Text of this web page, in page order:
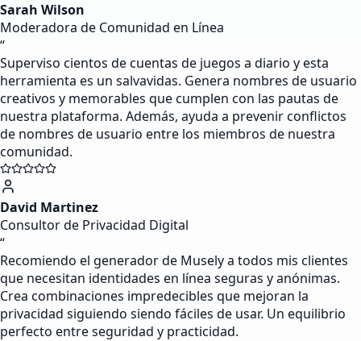
Sarah Wilson
Moderadora de Comunidad en Línea
“
Superviso cientos de cuentas de juegos a diario y esta
herramienta es un salvavidas. Genera nombres de usuario
creativos y memorables que cumplen con las pautas de
nuestra plataforma. Además, ayuda a prevenir conflictos
de nombres de usuario entre los miembros de nuestra
comunidad.
David Martinez
Consultor de Privacidad Digital
“
Recomiendo el generador de Musely a todos mis clientes
que necesitan identidades en línea seguras y anónimas.
Crea combinaciones impredecibles que mejoran la
privacidad siguiendo siendo fáciles de usar. Un equilibrio
perfecto entre seguridad y practicidad.